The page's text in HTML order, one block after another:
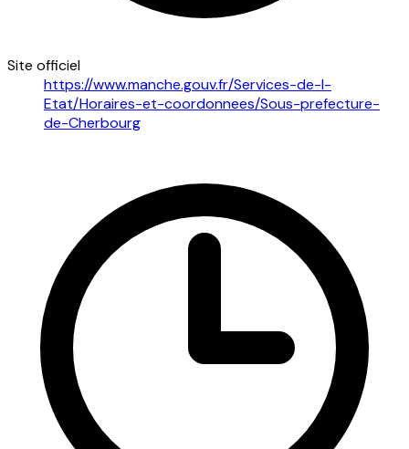
Site officiel
https://www.manche.gouv.fr/Services-de-l-
Etat/Horaires-et-coordonnees/Sous-prefecture-
de-Cherbourg